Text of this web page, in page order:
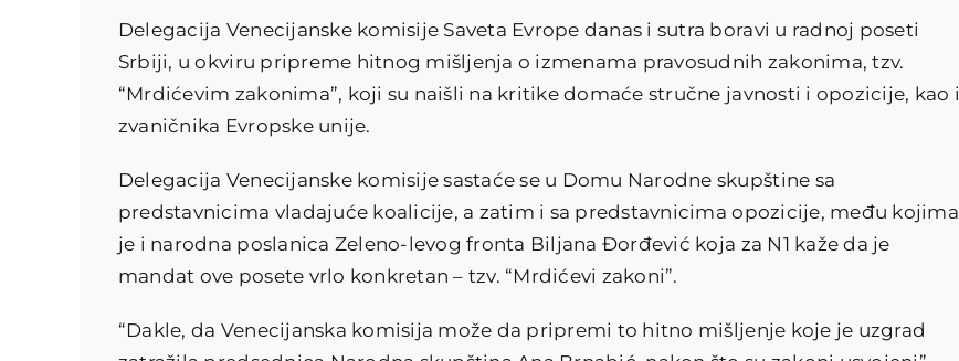
Delegacija Venecijanske komisije Saveta Evrope danas i sutra boravi u radnoj poseti
Srbiji, u okviru pripreme hitnog mišljenja o izmenama pravosudnih zakonima, tzv.
“Mrdićevim zakonima”, koji su naišli na kritike domaće stručne javnosti i opozicije, kao i
zvaničnika Evropske unije.
Delegacija Venecijanske komisije sastaće se u Domu Narodne skupštine sa
predstavnicima vladajuće koalicije, a zatim i sa predstavnicima opozicije, među kojima
je i narodna poslanica Zeleno-levog fronta Biljana Đorđević koja za N1 kaže da je
mandat ove posete vrlo konkretan – tzv. “Mrdićevi zakoni”.
“Dakle, da Venecijanska komisija može da pripremi to hitno mišljenje koje je uzgrad